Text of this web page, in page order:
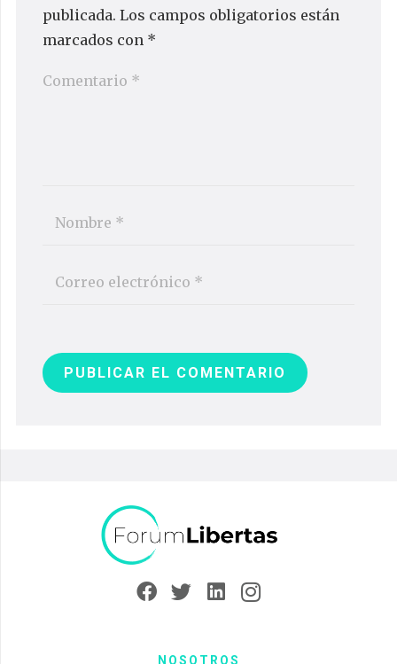
publicada. Los campos obligatorios están
marcados con *
PUBLICAR EL COMENTARIO
NOSOTROS